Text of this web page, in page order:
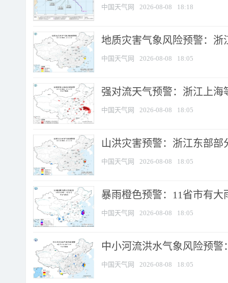
中国天气网 2026-08-08 18:18
地质灾害气象风险预警：
中国天气网 2026-08-08 18:05
强对流天气预警：浙江上海
中国天气网 2026-08-08 18:05
山洪灾害预警：浙江东部
中国天气网 2026-08-08 18:05
暴雨橙色预警：11省市有
中国天气网 2026-08-08 18:05
中小河流洪水气象风险预
中国天气网 2026-08-08 18:05